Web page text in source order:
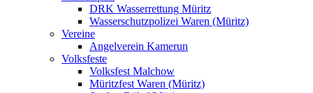
DRK Wasserrettung Müritz
Wasserschutzpolizei Waren (Müritz)
Vereine
Angelverein Kamerun
Volksfeste
Volksfest Malchow
Müritzfest Waren (Müritz)